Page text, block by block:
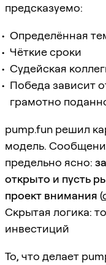
предсказуемо:
Определённая
Чёткие сроки
Судейская
Победа зависит
грамотно
pump.fun решил
модель.
предельно ясно:
открыто и пусть
проект внимания (
Скрытая логика:
инвестиций
То, что делает